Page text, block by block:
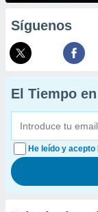
Síguenos
El Tiempo
He leído y